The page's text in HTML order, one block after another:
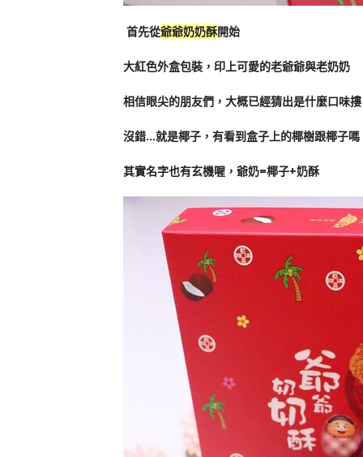
首先從爺爺奶奶酥開始
大紅色外盒包裝，印上可愛的老爺爺與老奶奶
相信眼尖的朋友們，大概已經猜出是什麼口味
沒錯…就是椰子，有看到盒子上的椰樹跟椰子嗎
其實名字也有玄機喔，爺奶=椰子+奶酥